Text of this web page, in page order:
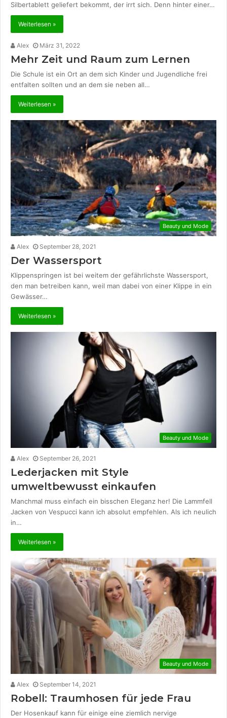
Silbertablett geliefert bekommt, der irrt sich. Denn hinter einer…
Weiterlesen »
Alex März 31, 2022
Mehr Zeit und Raum zum Lernen
Die Schule ist ein Ort an dem sich Kinder und Jugendliche frei
entfalten sollten und an dem sie neben all…
Weiterlesen »
Beauty und Mode
Alex September 28, 2021
Der Wassersport
Klippenspringen ist bei weitem der gefährlichste Wassersport,
den man betreiben kann, weil man dabei von einer Klippe in ein
Gewässer…
Weiterlesen »
Beauty und Mode
Alex September 26, 2021
Lederjacken mit Style
umweltbewusst einkaufen
Manchmal muss einfach ein bisschen Eleganz her! Die Lammfell
Jacken von Vespucci kann ich absolut empfehlen. Als ich neulich
in…
Weiterlesen »
Beauty und Mode
Alex September 14, 2021
Robell: Traumhosen für jede Frau
Der Hosenkauf kann für einige eine ziemlich nervige